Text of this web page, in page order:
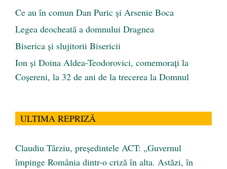
Ce au în comun Dan Puric şi Arsenie Boca
Legea deocheată a domnului Dragnea
Biserica și slujitorii Bisericii
Ion și Doina Aldea-Teodorovici, comemorați la
Coșereni, la 32 de ani de la trecerea la Domnul
ULTIMA REPRIZĂ
Claudiu Târziu, președintele ACT: „Guvernul
împinge România dintr-o criză în alta. Astăzi, în